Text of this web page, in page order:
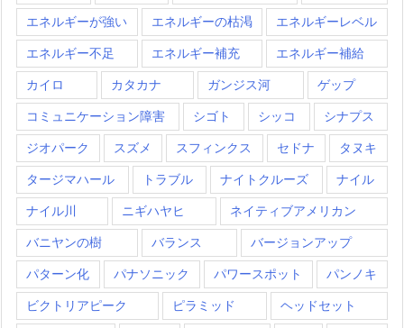
エネルギーが強い エネルギーの枯渇 エネルギーレベル
エネルギー不足 エネルギー補充 エネルギー補給
カイロ カタカナ ガンジス河 ゲップ
コミュニケーション障害 シゴト シッコ シナプス
ジオパーク スズメ スフィンクス セドナ タヌキ
タージマハール トラブル ナイトクルーズ ナイル
ナイル川 ニギハヤヒ ネイティブアメリカン
バニヤンの樹 バランス バージョンアップ
パターン化 パナソニック パワースポット パンノキ
ビクトリアピーク ピラミッド ヘッドセット